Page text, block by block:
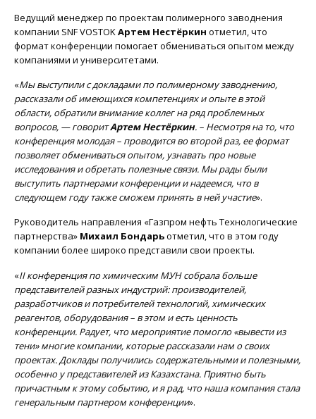
Ведущий менеджер по проектам полимерного заводнения
компании SNF VOSTOKАртем Нестёркин отметил, что
формат конференции помогает обмениваться опытом между
компаниями и университетами.
«Мы выступили с докладами по полимерному заводнению,
рассказали об имеющихся компетенциях и опыте в этой
области, обратили внимание коллег на ряд проблемных
вопросов, — говоритАртем Нестёркин. – Несмотря на то, что
конференция молодая – проводится во второй раз, ее формат
позволяет обмениваться опытом, узнавать про новые
исследования и обретать полезные связи. Мы рады были
выступить партнерами конференции и надеемся, что в
следующем году также сможем принять в ней участие».
Руководитель направления «Газпром нефть Технологические
партнерства» Михаил Бондарьотметил, что в этом году
компании более широко представили свои проекты.
«II конференция по химическим МУН собрала больше
представителей разных индустрий: производителей,
разработчиков и потребителей технологий, химических
реагентов, оборудования – в этом и есть ценность
конференции. Радует, что мероприятие помогло «вывести из
тени» многие компании, которые рассказали нам о своих
проектах. Доклады получились содержательными и полезными,
особенно у представителей из Казахстана. Приятно быть
причастным к этому событию, и я рад, что наша компания стала
генеральным партнером конференции».